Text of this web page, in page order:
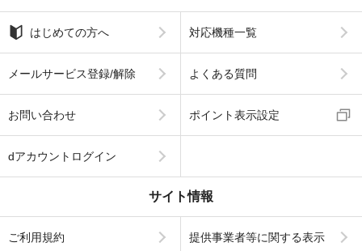
はじめての方へ 対応機種一覧
メールサービス登録/解除 よくある質問
お問い合わせ ポイント表示設定
dアカウントログイン
サイト情報
ご利用規約 提供事業者等に関する表示